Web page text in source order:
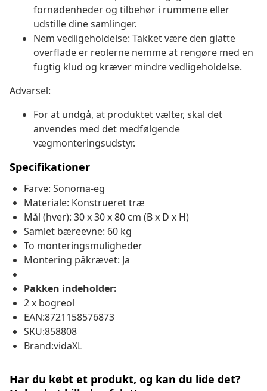
fornødenheder og tilbehør i rummene eller
udstille dine samlinger.
Nem vedligeholdelse: Takket være den glatte
overflade er reolerne nemme at rengøre med en
fugtig klud og kræver mindre vedligeholdelse.
Advarsel:
For at undgå, at produktet vælter, skal det
anvendes med det medfølgende
vægmonteringsudstyr.
Specifikationer
Farve: Sonoma-eg
Materiale: Konstrueret træ
Mål (hver): 30 x 30 x 80 cm (B x D x H)
Samlet bæreevne: 60 kg
To monteringsmuligheder
Montering påkrævet: Ja
Pakken indeholder:
2 x bogreol
EAN:8721158576873
SKU:858808
Brand:vidaXL
Har du købt et produkt, og kan du lide det?